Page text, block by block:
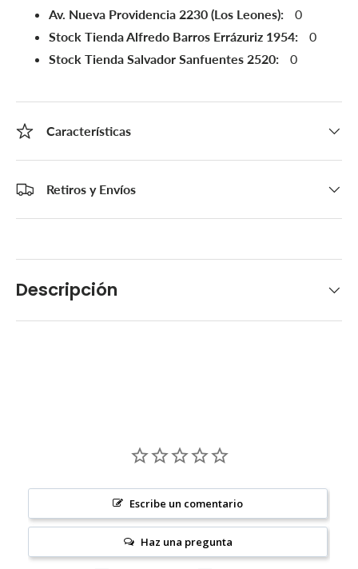
Av. Nueva Providencia 2230 (Los Leones):
0
Stock Tienda Alfredo Barros Errázuriz 1954:
0
Stock Tienda Salvador Sanfuentes 2520:
0
Características
Retiros y Envíos
Descripción
Escribe un comentario
Haz una pregunta